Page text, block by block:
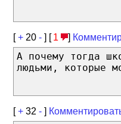
[+ 20 - ] [ 1 ]
А почему тогда
людьми, которые
[+ 32 - ]